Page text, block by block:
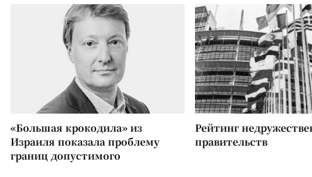
«Большая крокодила» из
Израиля показала проблему
границ допустимого
Рейтинг
правительств